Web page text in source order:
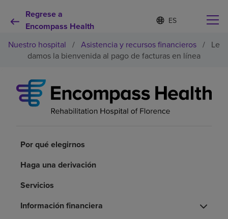
Regrese a
Encompass Health
Lista
de
contraída
d
o
m
e
c
Por qué debe elegirnos
Pacientes y cuidadores
Acerca de nosotros
Nuestro hospital / Asistencia y recursos financieros / Le
damos la bienvenida al pago de facturas en línea
Por qué elegirnos
Haga una derivación
Servicios
Información financiera